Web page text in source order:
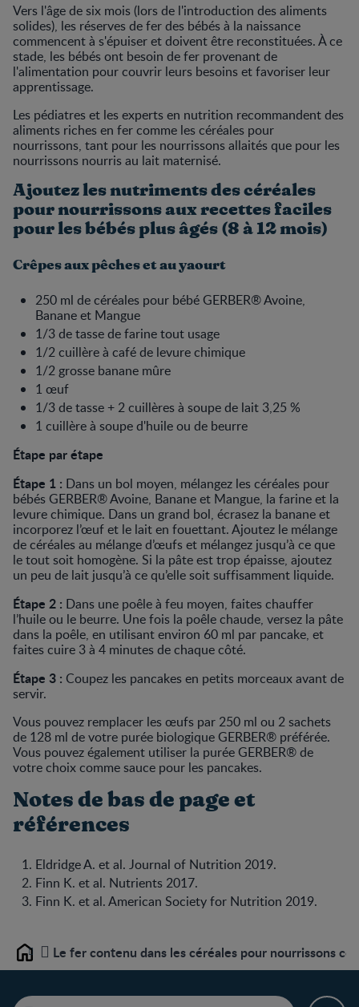
Vers l'âge de six mois (lors de l'introduction des aliments
solides), les réserves de fer des bébés à la naissance
commencent à s'épuiser et doivent être reconstituées. À ce
stade, les bébés ont besoin de fer provenant de
l'alimentation pour couvrir leurs besoins et favoriser leur
apprentissage.
Les pédiatres et les experts en nutrition recommandent des
aliments riches en fer comme les céréales pour
nourrissons, tant pour les nourrissons allaités que pour les
nourrissons nourris au lait maternisé.
Ajoutez les nutriments des céréales
pour nourrissons aux recettes faciles
pour les bébés plus âgés (8 à 12 mois)
Crêpes aux pêches et au yaourt
250 ml de céréales pour bébé GERBER® Avoine,
Banane et Mangue
1/3 de tasse de farine tout usage
1/2 cuillère à café de levure chimique
1/2 grosse banane mûre
1 œuf
1/3 de tasse + 2 cuillères à soupe de lait 3,25 %
1 cuillère à soupe d'huile ou de beurre
Étape par étape
Étape 1 : Dans un bol moyen, mélangez les céréales pour
bébés GERBER® Avoine, Banane et Mangue, la farine et la
levure chimique. Dans un grand bol, écrasez la banane et
incorporez l’œuf et le lait en fouettant. Ajoutez le mélange
de céréales au mélange d’œufs et mélangez jusqu’à ce que
le tout soit homogène. Si la pâte est trop épaisse, ajoutez
un peu de lait jusqu’à ce qu’elle soit suffisamment liquide.
Étape 2 : Dans une poêle à feu moyen, faites chauffer
l’huile ou le beurre. Une fois la poêle chaude, versez la pâte
dans la poêle, en utilisant environ 60 ml par pancake, et
faites cuire 3 à 4 minutes de chaque côté.
Étape 3 : Coupez les pancakes en petits morceaux avant de
servir.
Vous pouvez remplacer les œufs par 250 ml ou 2 sachets
de 128 ml de votre purée biologique GERBER® préférée.
Vous pouvez également utiliser la purée GERBER® de
votre choix comme sauce pour les pancakes.
Notes de bas de page et
références
Eldridge A. et al. Journal of Nutrition 2019.
Finn K. et al. Nutrients 2017.
Finn K. et al. American Society for Nutrition 2019.
Home Le fer contenu dans les céréales pour nourrissons